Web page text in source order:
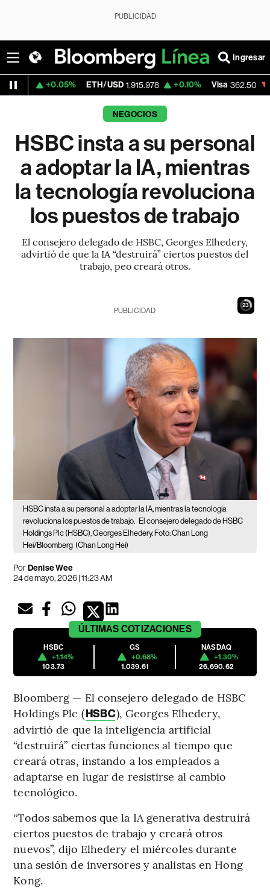
PUBLICIDAD
Ingresar
ETH/USD 1,915.978 +0.10% Visa 362.50 -2.15%
NEGOCIOS
HSBC insta a su personal
a adoptar la IA, mientras
la tecnología revoluciona
los puestos de trabajo
El consejero delegado de HSBC, Georges Elhedery,
advirtió de que la IA “destruirá” ciertos puestos del
trabajo, peo creará otros.
22
PUBLICIDAD
HSBC insta a su personal a adoptar la IA, mientras la tecnología
revoluciona los puestos de trabajo. El consejero delegado de HSBC
Holdings Plc (HSBC), Georges Elhedery. Foto: Chan Long
Hei/Bloomberg (Chan Long Hei)
PorDenise Wee
24 de mayo, 2026 | 11:23 AM
ÚLTIMAS COTIZACIONES
HSBC
+1.14%
103.73
GS
+0.68%
1,039.61
NASDAQ
+1.30%
26,690.62
Bloomberg — El consejero delegado de HSBC
Holdings Plc (HSBC), Georges Elhedery,
advirtió de que la inteligencia artificial
“destruirá” ciertas funciones al tiempo que
creará otras, instando a los empleados a
adaptarse en lugar de resistirse al cambio
tecnológico.
“Todos sabemos que la IA generativa destruirá
ciertos puestos de trabajo y creará otros
nuevos”, dijo Elhedery el miércoles durante
una sesión de inversores y analistas en Hong
Kong.